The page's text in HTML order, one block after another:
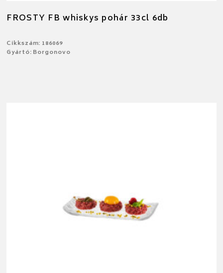
FROSTY FB whiskys pohár 33cl 6db
Cikkszám: 186069
Gyártó: Borgonovo